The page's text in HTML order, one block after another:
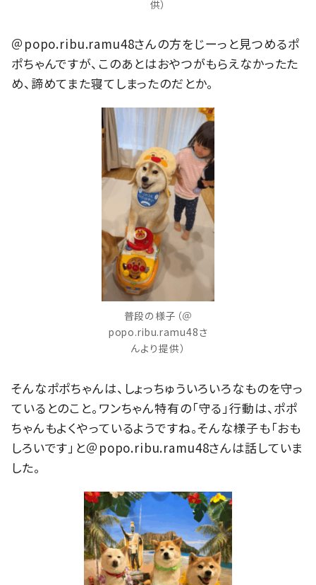
供）
＠popo.ribu.ramu48さんの方をじーっと見つめるポ
ポちゃんですが、このあとはおやつがもらえなかったた
め、諦めてまた寝てしまったのだとか。
普段の様子（＠
popo.ribu.ramu48さ
んより提供）
そんなポポちゃんは、しょっちゅういろいろなものを守っ
ているとのこと。ワンちゃん特有の「守る」行動は、ポポ
ちゃんもよくやっているようですね。そんな様子も「おも
しろいです」と＠popo.ribu.ramu48さんは話していま
した。